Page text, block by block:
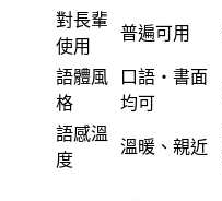
對長輩
使用
普遍可用
語體風
格
口語・書面
均可
語感溫
度
溫暖、親近